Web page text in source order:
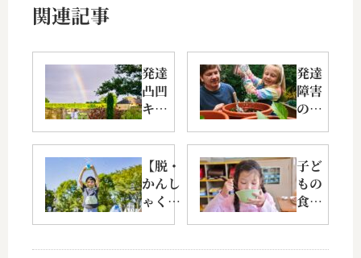
関連記事
発達
凸凹
キッ
支援
級へ
移る
前に
てほ
発達
障害
の
言い
訳が
多い
時は
どう
らい
【脱・
かんし
ゃく、
子ど
もの
食事